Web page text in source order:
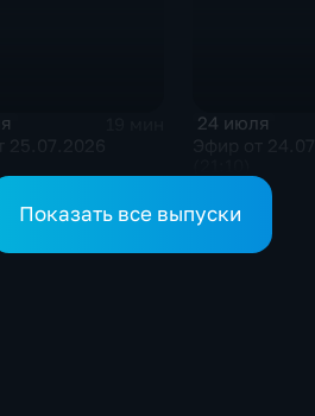
24 июля
Показать все выпуски